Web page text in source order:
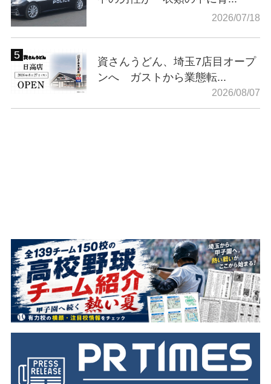
2026/07/18
資さんうどん、埼玉7店目オープ
ンへ ガストから業態転...
2026/08/07